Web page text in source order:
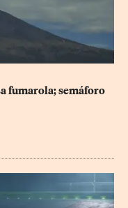
fumarola; semáforo